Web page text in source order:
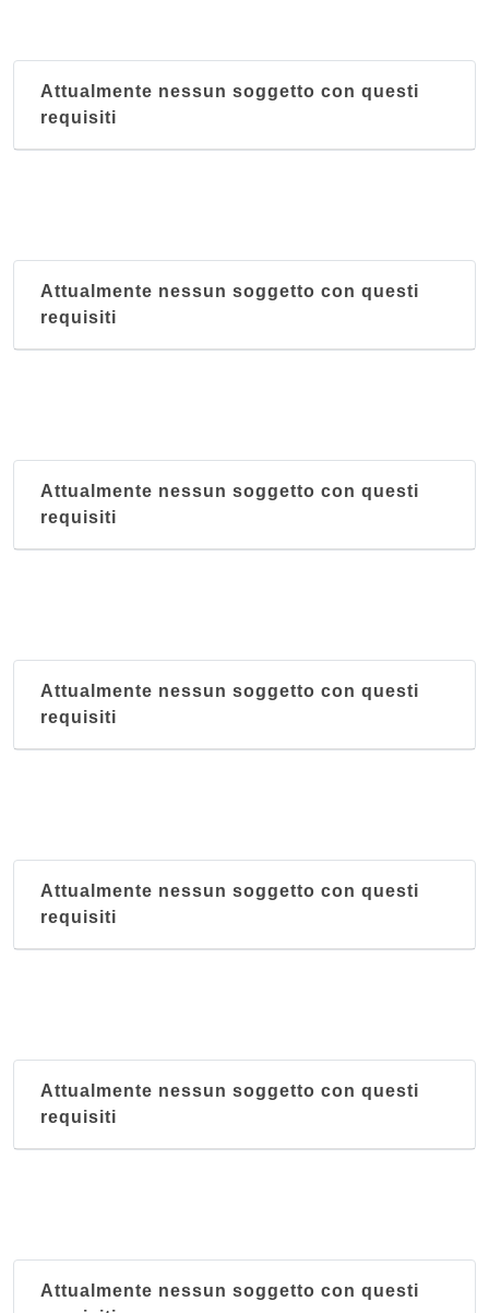
Attualmente nessun soggetto con questi
requisiti
Attualmente nessun soggetto con questi
requisiti
Attualmente nessun soggetto con questi
requisiti
Attualmente nessun soggetto con questi
requisiti
Attualmente nessun soggetto con questi
requisiti
Attualmente nessun soggetto con questi
requisiti
Attualmente nessun soggetto con questi